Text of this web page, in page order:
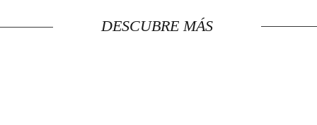
DESCUBRE MÁS